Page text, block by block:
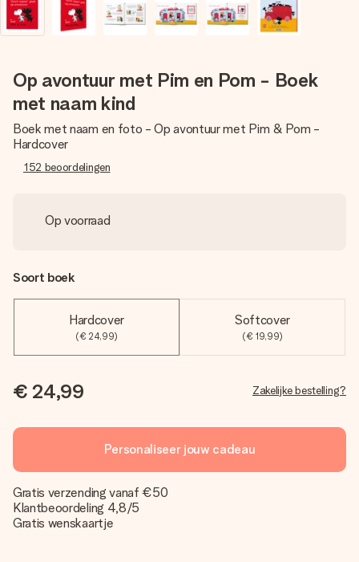
Op avontuur met Pim en Pom - Boek
met naam kind
Boek met naam en foto - Op avontuur met Pim & Pom -
Hardcover
152 beoordelingen
Op voorraad
Soort boek
Hardcover
(€ 24,99)
Softcover
(€ 19,99)
€ 24,99 Zakelijke bestelling?
Personaliseer jouw cadeau
Gratis verzending vanaf €50
Klantbeoordeling 4,8/5
Gratis wenskaartje